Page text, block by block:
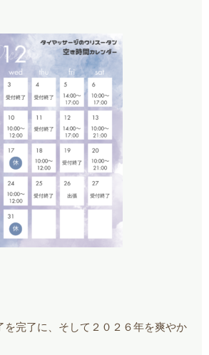
を完了に、そして２０２６年を爽やか